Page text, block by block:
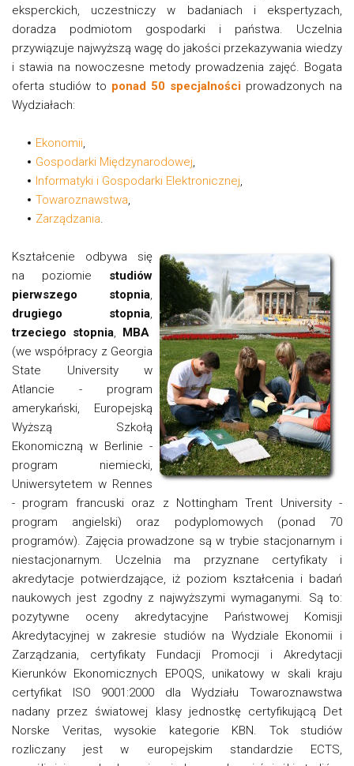
eksperckich, uczestniczy w badaniach i ekspertyzach,
doradza podmiotom gospodarki i państwa. Uczelnia
przywiązuje najwyższą wagę do jakości przekazywania wiedzy
i stawia na nowoczesne metody prowadzenia zajęć. Bogata
oferta studiów to ponad 50 specjalności prowadzonych na
Wydziałach:
Ekonomii,
Gospodarki Międzynarodowej,
Informatyki i Gospodarki Elektronicznej,
Towaroznawstwa,
Zarządzania.
Kształcenie odbywa się
na poziomie studiów
pierwszego stopnia,
drugiego stopnia,
trzeciego stopnia, MBA
(we współpracy z Georgia
State University w
Atlancie - program
amerykański, Europejską
Wyższą Szkołą
Ekonomiczną w Berlinie -
program niemiecki,
Uniwersytetem w Rennes
- program francuski oraz z Nottingham Trent University -
program angielski) oraz podyplomowych (ponad 70
programów). Zajęcia prowadzone są w trybie stacjonarnym i
niestacjonarnym. Uczelnia ma przyznane certyfikaty i
akredytacje potwierdzające, iż poziom kształcenia i badań
naukowych jest zgodny z najwyższymi wymaganymi. Są to:
pozytywne oceny akredytacyjne Państwowej Komisji
Akredytacyjnej w zakresie studiów na Wydziale Ekonomii i
Zarządzania, certyfikaty Fundacji Promocji i Akredytacji
Kierunków Ekonomicznych EPOQS, unikatowy w skali kraju
certyfikat ISO 9001:2000 dla Wydziału Towaroznawstwa
nadany przez światowej klasy jednostkę certyfikującą Det
Norske Veritas, wysokie kategorie KBN. Tok studiów
rozliczany jest w europejskim standardzie ECTS,